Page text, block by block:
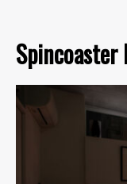
Spincoaster